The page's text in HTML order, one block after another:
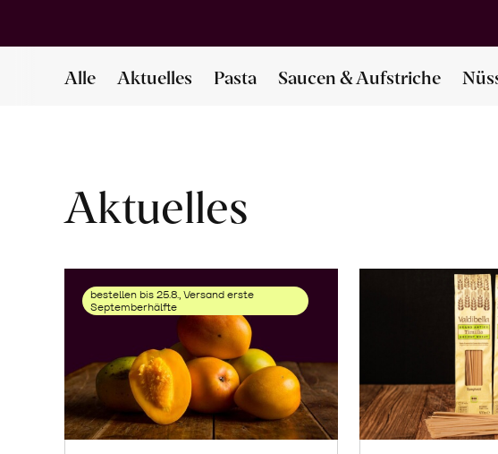
Alle Aktuelles Pasta Saucen & Aufstriche
Aktuelles
bestellen bis 25.8., Versand erste
Septemberhälfte